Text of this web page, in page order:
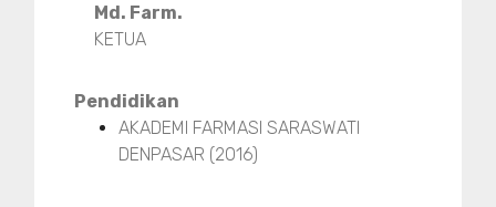
Md. Farm.
KETUA
Pendidikan
AKADEMI FARMASI SARASWATI
DENPASAR (2016)